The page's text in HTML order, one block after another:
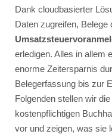
Dank cloudbasierter
Daten zugreifen, Belege
erledigen. Alles in allem
enorme Zeitersparnis
Belegerfassung bis zur
Folgenden stellen wir
kostenpflichtigen
vor und zeigen, was sie